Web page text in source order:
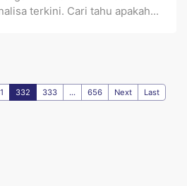
terkini. Cari tahu apakah...
332 333 ... 656 Next Last